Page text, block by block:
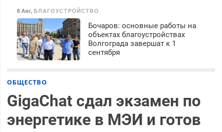
Сталинград в сердце
Набережная День Победы Реконструкция ЦПКиО
80-летие Победы Парк Героев-летчиков
8 Авг, БЛАГОУСТРОЙСТВО
Бочаров: основные работы на
объектах благоустройствах
Волгограда завершат к 1
сентября
ОБЩЕСТВО
GigaChat сдал экзамен по
энергетике в МЭИ и готов